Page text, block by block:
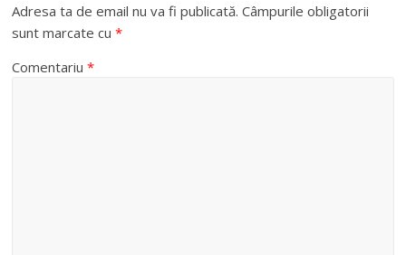
Adresa ta de email nu va fi publicată. Câmpurile obligatorii
sunt marcate cu*
Comentariu*